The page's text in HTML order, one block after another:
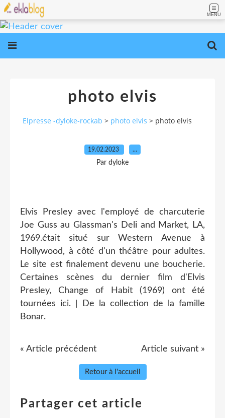
MENU
photo elvis
Elpresse -dyloke-rockab > photo elvis > photo elvis
19.02.2023 …
Par dyloke
Elvis Presley avec l'employé de charcuterie
Joe Guss au Glassman's Deli and Market, LA,
1969.était situé sur Western Avenue à
Hollywood, à côté d'un théâtre pour adultes.
Le site est finalement devenu une boucherie.
Certaines scènes du dernier film d'Elvis
Presley, Change of Habit (1969) ont été
tournées ici. | De la collection de la famille
Bonar.
« Article précédent Article suivant »
Retour à l'accueil
Partager cet article